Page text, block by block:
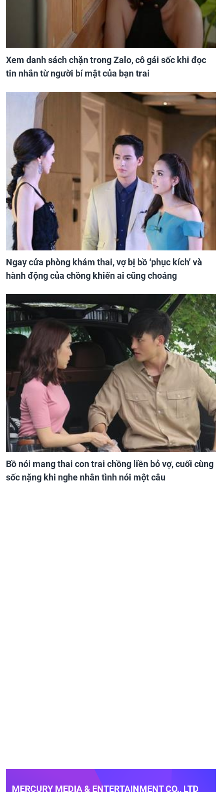
Xem danh sách chặn trong Zalo, cô gái sốc khi đọc
tin nhắn từ người bí mật của bạn trai
Ngay cửa phòng khám thai, vợ bị bồ ‘phục kích’ và
hành động của chồng khiến ai cũng choáng
Bồ nói mang thai con trai chồng liền bỏ vợ, cuối cùng
sốc nặng khi nghe nhân tình nói một câu
MERCURY MEDIA & ENTERTAINMENT CO., LTD